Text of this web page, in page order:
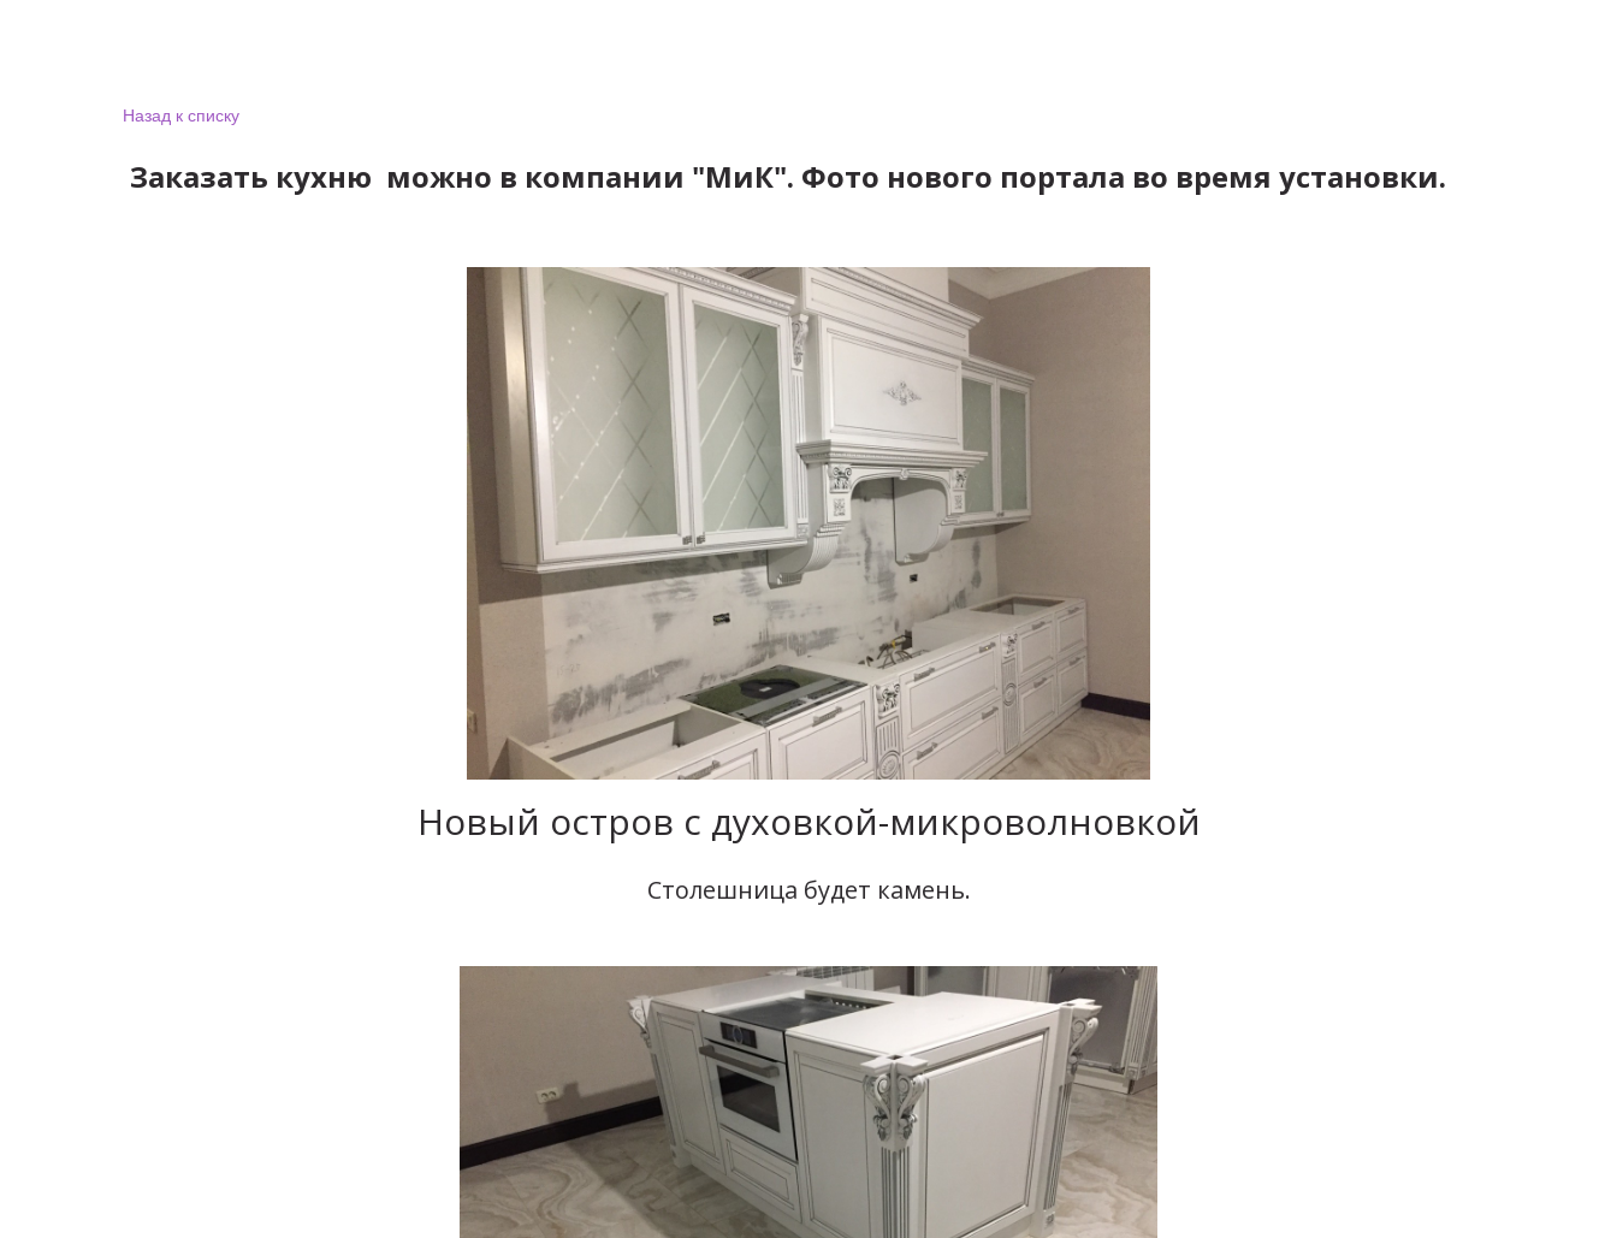
Назад к списку
Заказать кухню можно в компании "МиК". Фото нового портала во время установки.
Новый остров с духовкой-микроволновкой
Столешница будет камень.